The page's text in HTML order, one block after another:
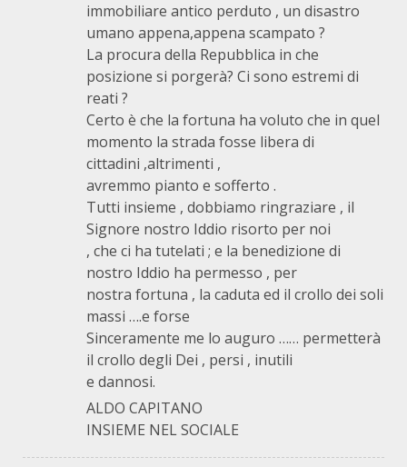
immobiliare antico perduto , un disastro
umano appena,appena scampato ?
La procura della Repubblica in che
posizione si porgerà? Ci sono estremi di
reati ?
Certo è che la fortuna ha voluto che in quel
momento la strada fosse libera di
cittadini ,altrimenti ,
avremmo pianto e sofferto .
Tutti insieme , dobbiamo ringraziare , il
Signore nostro Iddio risorto per noi
, che ci ha tutelati ; e la benedizione di
nostro Iddio ha permesso , per
nostra fortuna , la caduta ed il crollo dei soli
massi ….e forse
Sinceramente me lo auguro …… permetterà
il crollo degli Dei , persi , inutili
e dannosi.
ALDO CAPITANO
INSIEME NEL SOCIALE